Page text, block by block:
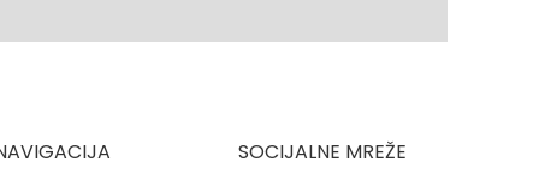
SOCIJALNE MREŽE